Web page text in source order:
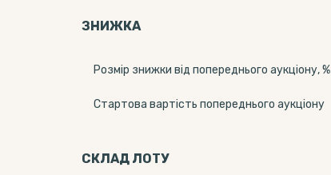
ЗНИЖКА
Розмір знижки від попереднього аукціону, %
Стартова вартість попереднього аукціону
СКЛАД ЛОТУ